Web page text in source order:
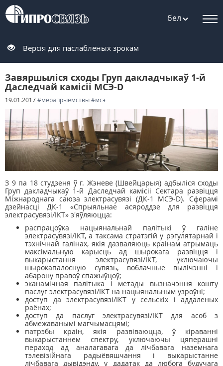
бел
Версія для паслабленых зрокам
Завяршыліся сходы Груп дакладчыкаў 1-й
Даследчай камісіі МСЭ-D
19.01.2017#мерапрыемствы#мсэ
З 9 па 18 студзеня ў г. Жэневе (Швейцарыя) адбыліся сходы
Груп дакладчыкаў 1-й Даследчай камісіі Сектара развіцця
Міжнароднага саюза электрасувязі (ДК-1 МСЭ-D). Сферамі
дзейнасці ДК-1 «Спрыяльнае асяроддзе для развіцця
электрасувязі/ІКТ» з'яўляюцца:
распрацоўка нацыянальнай палітыкі ў галіне
электрасувязі/ІКТ, а таксама стратэгій у рэгулятарнай і
тэхнічнай галінах, якія дазваляюць краінам атрымаць
максімальную карысць ад шырокага развіцця і
выкарыстання электрасувязі/ІКТ, уключаючы
шырокапалосную сувязь, воблачные вылічэнні і
абарону правоў спажыўцоў;
эканамічная палітыка і метады вызначэння кошту
паслуг электрасувязі/ІКТ на нацыянальным узроўні;
доступ да электрасувязі/ІКТ у сельскіх і аддаленых
раёнах;
доступ да паслуг электрасувязі/ІКТ для асоб з
абмежаванымі магчымасцямі;
патрэбы краін, якія развіваюцца, ў кіраванні
выкарыстаннем спектру, уключаючы цяперашні
пераход ад аналагавага да лічбавага наземнага
тэлевізійнага радыёвяшчання і выкарыстанне
лічбавага дывідэнду, у дадатак да любога будучага